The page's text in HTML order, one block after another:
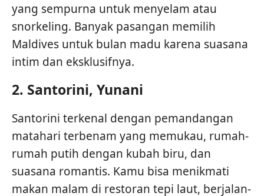
yang sempurna untuk menyelam atau
snorkeling. Banyak pasangan memilih
Maldives untuk bulan madu karena suasana
intim dan eksklusifnya.
2. Santorini, Yunani
Santorini terkenal dengan pemandangan
matahari terbenam yang memukau, rumah-
rumah putih dengan kubah biru, dan
suasana romantis. Kamu bisa menikmati
makan malam di restoran tepi laut, berjalan-